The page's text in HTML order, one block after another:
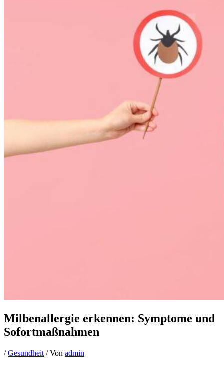
Milbenallergie erkennen: Symptome und
Sofortmaßnahmen
/Gesundheit / Von admin